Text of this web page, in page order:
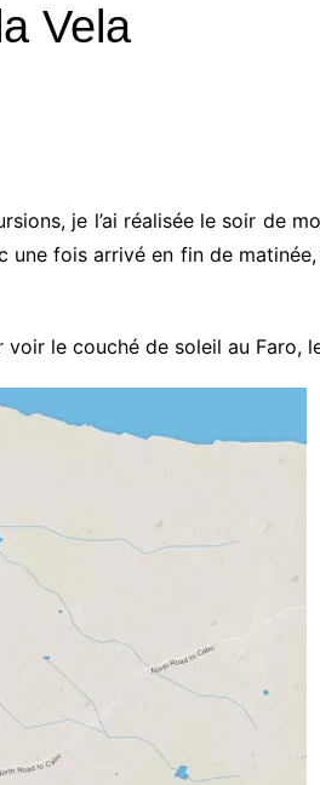
Vela
je l’ai réalisée le soir de
une fois arrivé en fin de
le couché de soleil au Faro,